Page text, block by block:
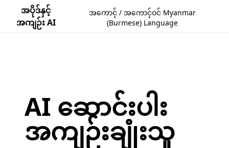
အပိုဒ်နှင့်
အကျဉ်း AI
အကောင့် / အကောင့်ဝင် Myanmar
(Burmese) Language
AI ဆောင်းပါး
အကျဉ်းချုံးသူ